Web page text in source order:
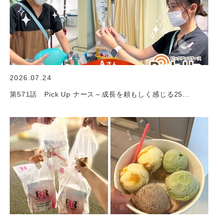
2026.07.24
第571話 Pick Up ナース～成長を頼もしく感じる25...